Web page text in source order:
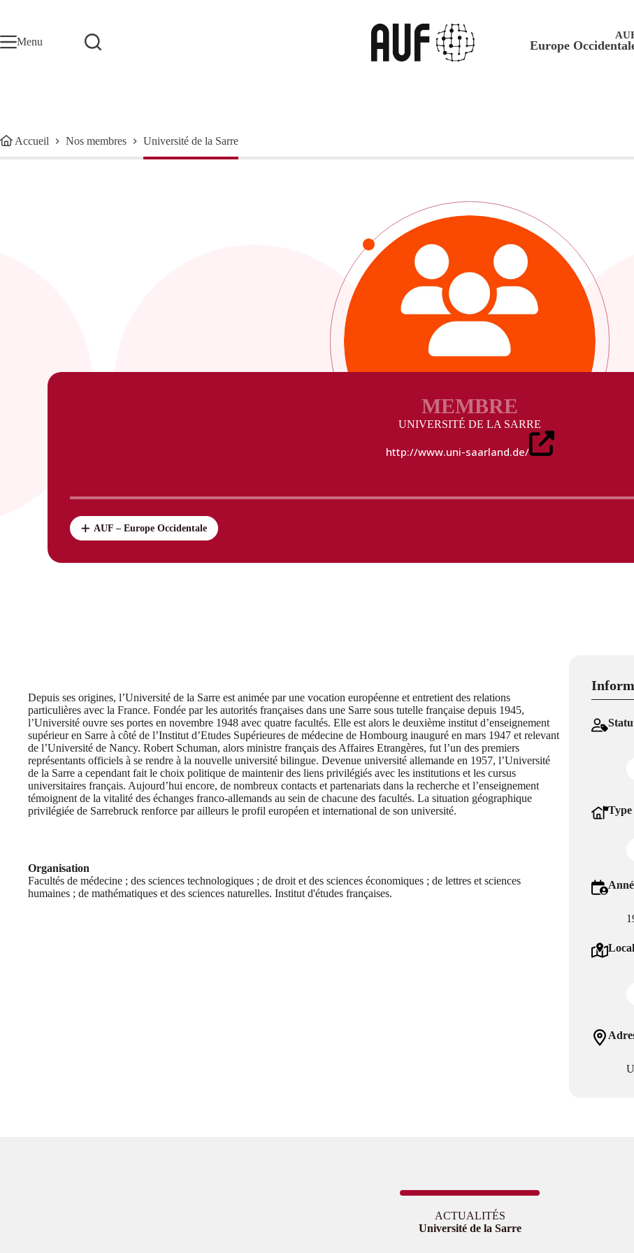
Menu
Europe
Accueil Nos membres Université de la Sarre
MEMBRE
UNIVERSITÉ DE LA SARRE
http://www.uni-saarland.de/
AUF – Europe Occidentale
Depuis ses origines, l’Université de la Sarre est animée par une vocation européenne et entretient des relations
particulières avec la France. Fondée par les autorités françaises dans une Sarre sous tutelle française depuis 1945,
l’Université ouvre ses portes en novembre 1948 avec quatre facultés. Elle est alors le deuxième institut d’enseignement
supérieur en Sarre à côté de l’Institut d’Etudes Supérieures de médecine de Hombourg inauguré en mars 1947 et relevant
de l’Université de Nancy. Robert Schuman, alors ministre français des Affaires Etrangères, fut l’un des premiers
représentants officiels à se rendre à la nouvelle université bilingue. Devenue université allemande en 1957, l’Université
de la Sarre a cependant fait le choix politique de maintenir des liens privilégiés avec les institutions et les cursus
universitaires français. Aujourd’hui encore, de nombreux contacts et partenariats dans la recherche et l’enseignement
témoignent de la vitalité des échanges franco-allemands au sein de chacune des facultés. La situation géographique
privilégiée de Sarrebruck renforce par ailleurs le profil européen et international de son université.
Organisation
Facultés de médecine ; des sciences technologiques ; de droit et des sciences économiques ; de lettres et sciences
humaines ; de mathématiques et des sciences naturelles. Institut d'études françaises.
Type
ACTUALITÉS
Université de la Sarre